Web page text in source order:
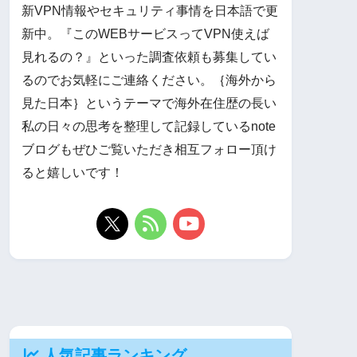
新VPN情報やセキュリティ事情を日本語で更
新中。『このWEBサービスってVPN使えば
見れるの？』といった調査依頼も募集してい
るのでお気軽にご連絡ください。｛海外から
見た日本｝というテーマで海外在住歴の長い
私の日々の思考を整理して記録しているnote
ブログもぜひご覧いただき相互フォロー頂け
ると嬉しいです！